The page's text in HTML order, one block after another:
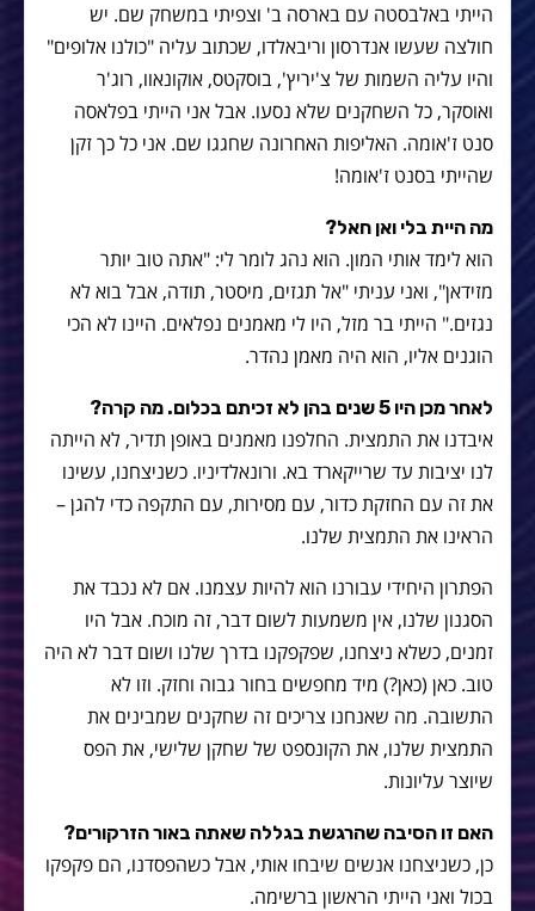
הייתי באלבסטה עם בארסה ב' וצפיתי במשחק שם. יש
חולצה שעשו אנדרסון וריבאלדו, שכתוב עליה "כולנו אלופים"
והיו עליה השמות של צ'יריץ', בוסקטס, אוקונאוו, רוג'ר
ואוסקר, כל השחקנים שלא נסעו. אבל אני הייתי בפלאסה
סנט ז'אומה. האליפות האחרונה שחגגו שם. אני כל כך זקן
שהייתי בסנט ז'אומה!
מה היית בלי ואן חאל?
הוא לימד אותי המון. הוא נהג לומר לי: "אתה טוב יותר
מזידאן", ואני עניתי "אל תגזים, מיסטר, תודה, אבל בוא לא
נגזים." הייתי בר מזל, היו לי מאמנים נפלאים. היינו לא הכי
הוגנים אליו, הוא היה מאמן נהדר.
לאחר מכן היו 5 שנים בהן לא זכיתם בכלום. מה קרה?
איבדנו את התמצית. החלפנו מאמנים באופן תדיר, לא הייתה
לנו יציבות עד שרייקארד בא. ורונאלדיניו. כשניצחנו, עשינו
את זה עם החזקת כדור, עם מסירות, עם התקפה כדי להגן –
הראינו את התמצית שלנו.
הפתרון היחידי עבורנו הוא להיות עצמנו. אם לא נכבד את
הסגנון שלנו, אין משמעות לשום דבר, זה מוכח. אבל היו
זמנים, כשלא ניצחנו, שפקפקנו בדרך שלנו ושום דבר לא היה
טוב. כאן (כאן?) מיד מחפשים בחור גבוה וחזק. וזו לא
התשובה. מה שאנחנו צריכים זה שחקנים שמבינים את
התמצית שלנו, את הקונספט של שחקן שלישי, את הפס
שיוצר עליונות.
האם זו הסיבה שהרגשת בגללה שאתה באור הזרקורים?
כן, כשניצחנו אנשים שיבחו אותי, אבל כשהפסדנו, הם פקפקו
בכול ואני הייתי הראשון ברשימה.